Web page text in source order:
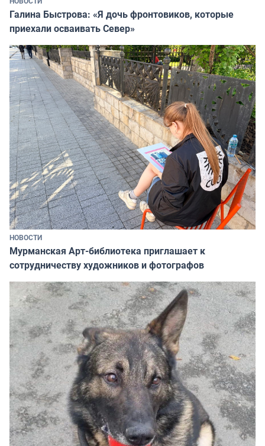
Галина Быстрова: «Я дочь фронтовиков, которые
приехали осваивать Север»
НОВОСТИ
Мурманская Арт-библиотека приглашает к
сотрудничеству художников и фотографов